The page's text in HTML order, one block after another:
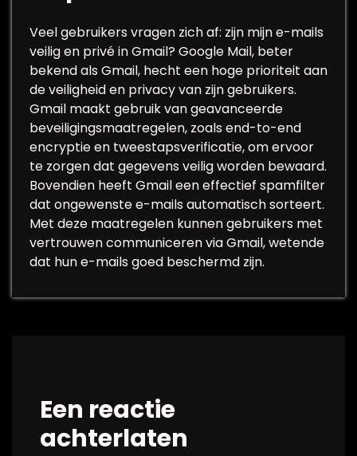
Veel gebruikers vragen zich af: zijn mijn e-mails
veilig en privé in Gmail? Google Mail, beter
bekend als Gmail, hecht een hoge prioriteit aan
de veiligheid en privacy van zijn gebruikers.
Gmail maakt gebruik van geavanceerde
beveiligingsmaatregelen, zoals end-to-end
encryptie en tweestapsverificatie, om ervoor
te zorgen dat gegevens veilig worden bewaard.
Bovendien heeft Gmail een effectief spamfilter
dat ongewenste e-mails automatisch sorteert.
Met deze maatregelen kunnen gebruikers met
vertrouwen communiceren via Gmail, wetende
dat hun e-mails goed beschermd zijn.
Een reactie
achterlaten